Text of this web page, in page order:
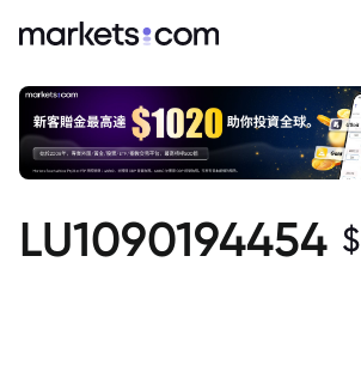
LU1090194454 $